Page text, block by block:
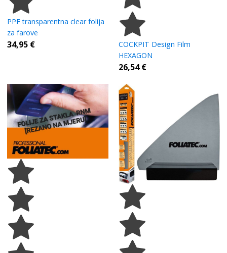
PPF transparentna clear folija
za farove
34,95 €
COCKPIT Design Film
HEXAGON
26,54€